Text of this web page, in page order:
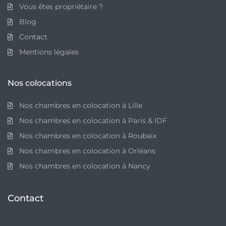
Vous êtes propriétaire ?
Blog
Contact
Mentions légales
Nos colocations
Nos chambres en colocation à Lille
Nos chambres en colocation à Paris & IDF
Nos chambres en colocation à Roubaix
Nos chambres en colocation à Orléans
Nos chambres en colocation à Nancy
Contact